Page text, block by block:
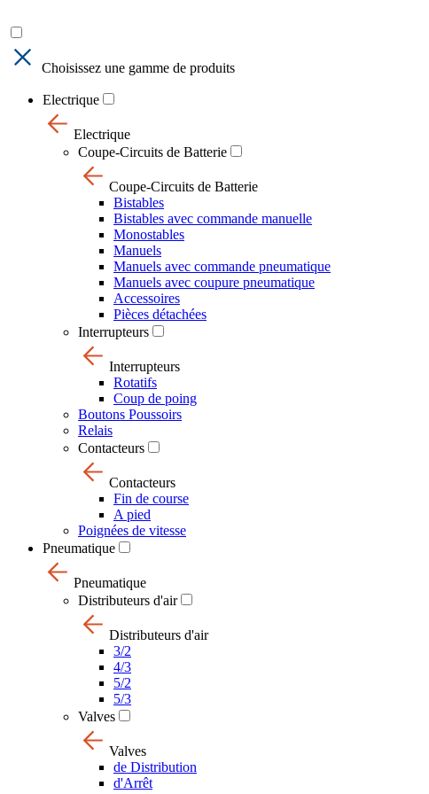
Choisissez une gamme de produits
Electrique
Electrique
Coupe-Circuits de Batterie
Coupe-Circuits de Batterie
Bistables
Bistables avec commande manuelle
Monostables
Manuels
Manuels avec commande pneumatique
Manuels avec coupure pneumatique
Accessoires
Pièces détachées
Interrupteurs
Interrupteurs
Rotatifs
Coup de poing
Boutons Poussoirs
Relais
Contacteurs
Contacteurs
Fin de course
A pied
Poignées de vitesse
Pneumatique
Pneumatique
Distributeurs d'air
Distributeurs d'air
3/2
4/3
5/2
5/3
Valves
Valves
de Distribution
d'Arrêt